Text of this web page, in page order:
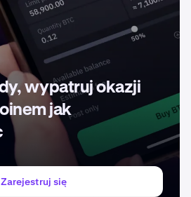
wypatruj okazji
jak
Zarejestruj się